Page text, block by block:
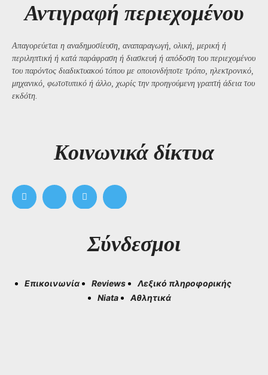
Αντιγραφή περιεχομένου
Απαγορεύεται η αναδημοσίευση, αναπαραγωγή, ολική, μερική ή
περιληπτική ή κατά παράφραση ή διασκευή ή απόδοση του περιεχομένου
του παρόντος διαδικτυακού τόπου με οποιονδήποτε τρόπο, ηλεκτρονικό,
μηχανικό, φωτοτυπικό ή άλλο, χωρίς την προηγούμενη γραπτή άδεια του
εκδότη.
Kοινωνικά δίκτυα
Σύνδεσμοι
Επικοινωνία Reviews
Λεξικό πληροφορικής
Niata
Αθλητικά